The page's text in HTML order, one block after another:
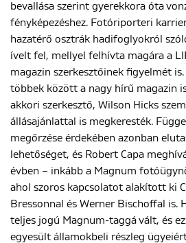
ENGLISH
bevallása szerint gyerekkora óta
fényképezéshez. Fotóriporteri
hazatérő osztrák hadifoglyokról
ívelt fel, mellyel felhívta magára a
magazin szerkesztőinek figyelmét
többek között a nagy hírű magazin
akkori szerkesztő, Wilson Hicks
állásajánlattal is megkeresték.
megőrzése érdekében azonban
lehetőséget, és Robert Capa
évben – inkább a Magnum
ahol szoros kapcsolatot alakított ki
Bressonnal és Werner Bischoffal is.
teljes jogú Magnum-taggá vált, és
egyesült államokbeli részleg